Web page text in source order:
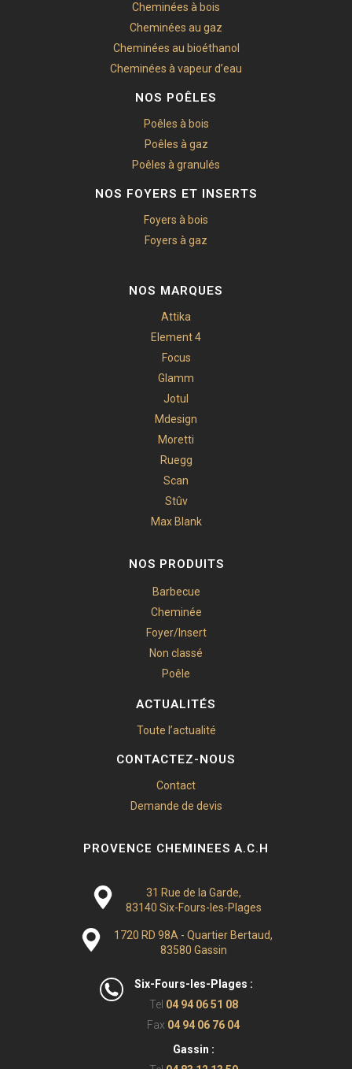
Cheminées à bois
Cheminées au gaz
Cheminées au bioéthanol
Cheminées à vapeur d’eau
NOS POÊLES
Poêles à bois
Poêles à gaz
Poêles à granulés
NOS FOYERS ET INSERTS
Foyers à bois
Foyers à gaz
NOS MARQUES
Attika
Element 4
Focus
Glamm
Jotul
Mdesign
Moretti
Ruegg
Scan
Stûv
Max Blank
NOS PRODUITS
Barbecue
Cheminée
Foyer/Insert
Non classé
Poêle
ACTUALITÉS
Toute l’actualité
CONTACTEZ-NOUS
Contact
Demande de devis
PROVENCE CHEMINEES A.C.H
31 Rue de la Garde,
83140 Six-Fours-les-Plages
1720 RD 98A - Quartier Bertaud,
83580 Gassin
Six-Fours-les-Plages :
Tel 04 94 06 51 08
Fax 04 94 06 76 04
Gassin :